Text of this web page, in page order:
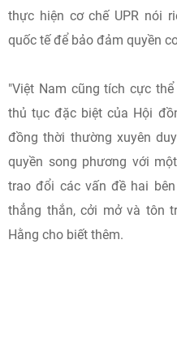
thực hiện cơ chế UPR nói
quốc tế để bảo đảm quyền
"Việt Nam cũng tích cực
thủ tục đặc biệt của Hội
đồng thời thường xuyên
quyền song phương với
trao đổi các vấn đề hai
thẳng thắn, cởi mở và tôn
Hằng cho biết thêm.